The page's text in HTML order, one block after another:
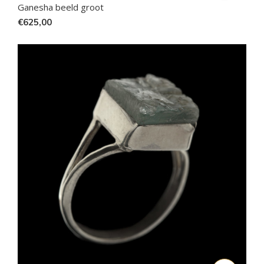
Ganesha beeld groot
€625,00